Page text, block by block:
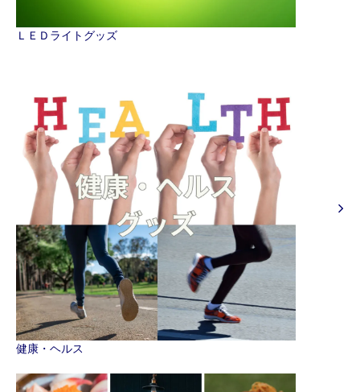
ＬＥＤライトグッズ
健康・ヘルス